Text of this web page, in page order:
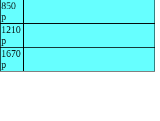
850
р
1210
р
1670
р